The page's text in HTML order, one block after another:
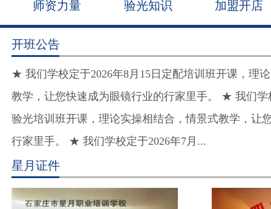
师资力量 验光知识 加盟开店
开班公告
★ 我们学校定于2026年8月15日定配培训班开课，理
教学，让您快速成为眼镜行业的行家里手。 ★ 我们学
验光培训班开课，理论实操相结合，情景式教学，让
行家里手。 ★ 我们学校定于2026年7月...
星月证件